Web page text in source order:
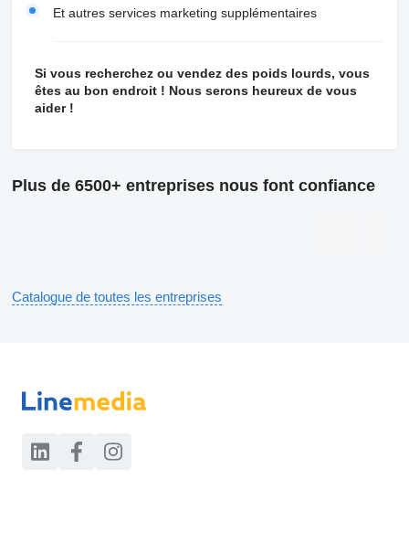
Et autres services marketing supplémentaires
Si vous recherchez ou vendez des poids lourds, vous
êtes au bon endroit ! Nous serons heureux de vous
aider !
Plus de 6500+ entreprises nous font confiance
Catalogue de toutes les entreprises